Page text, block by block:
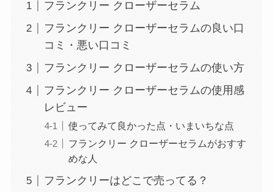
フランクリー クローザーセラム
フランクリー クローザーセラムの良い口
コミ・悪い口コミ
フランクリー クローザーセラムの使い方
フランクリー クローザーセラムの使用感
レビュー
使ってみて良かった点・いまいちな点
フランクリー クローザーセラムがおすす
めな人
フランクリーはどこで売ってる？